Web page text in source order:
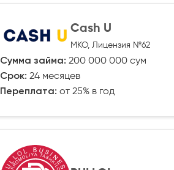
Cash U
МКО, Лицензия №62
Сумма займа: 200 000 000 сум
Срок: 24 месяцев
Переплата: от 25% в год